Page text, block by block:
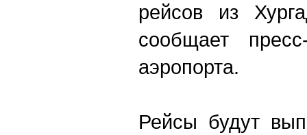
рейсов из
сообщает
аэропорта.
Рейсы будут